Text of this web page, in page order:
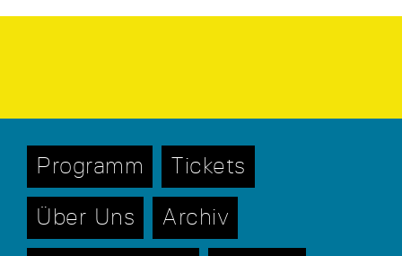
Programm Tickets
Über Uns Archiv